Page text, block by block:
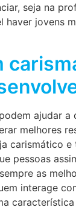
seja na
haver jovens
ajudar a
melhores
carismático
pessoas
as
interage